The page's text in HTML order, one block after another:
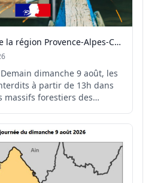
Préfet de la région Provence-Alpes-Côte d'Azur
dimanche 9 août, les
à partir de 13h dans
massifs forestiers des
autorisés de 5h à 13h, à
sur place d’un
et d’extinction